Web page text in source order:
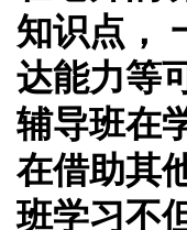
知识点，
达能力等
辅导班在
在借助其
班学习不